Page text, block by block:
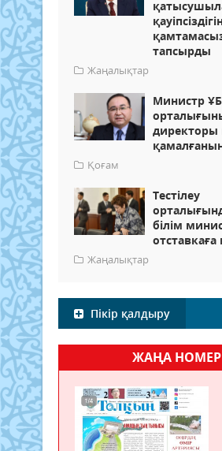
тапсырды
Жаңалықтар
Министр
директоры
Қоғам
Тестілеу
білім
отставкаға
Жаңалықтар
Пікір қалдыру
ЖАҢА НОМЕР